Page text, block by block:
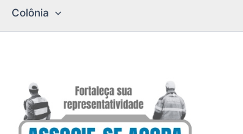
Colônia